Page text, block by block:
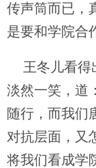
传声筒而已，
是要和学院合
王冬儿看得
淡然一笑，道
随行，而我们
对抗层面，又
将我们看成学